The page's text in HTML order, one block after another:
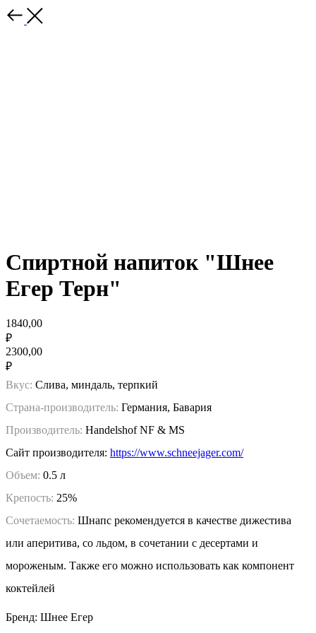
Спиртной напиток "Шнее
Егер Терн"
1840,00
₽
2300,00
₽
Вкус: Слива, миндаль, терпкий
Страна-производитель: Германия, Бавария
Производитель: Handelshof NF & MS
Сайт производителя: https://www.schneejager.com/
Объем: 0.5 л
Крепость: 25%
Сочетаемость: Шнапс рекомендуется в качестве дижестива
или аперитива, со льдом, в сочетании с десертами и
мороженым. Также его можно использовать как компонент
коктейлей
Бренд: Шнее Егер